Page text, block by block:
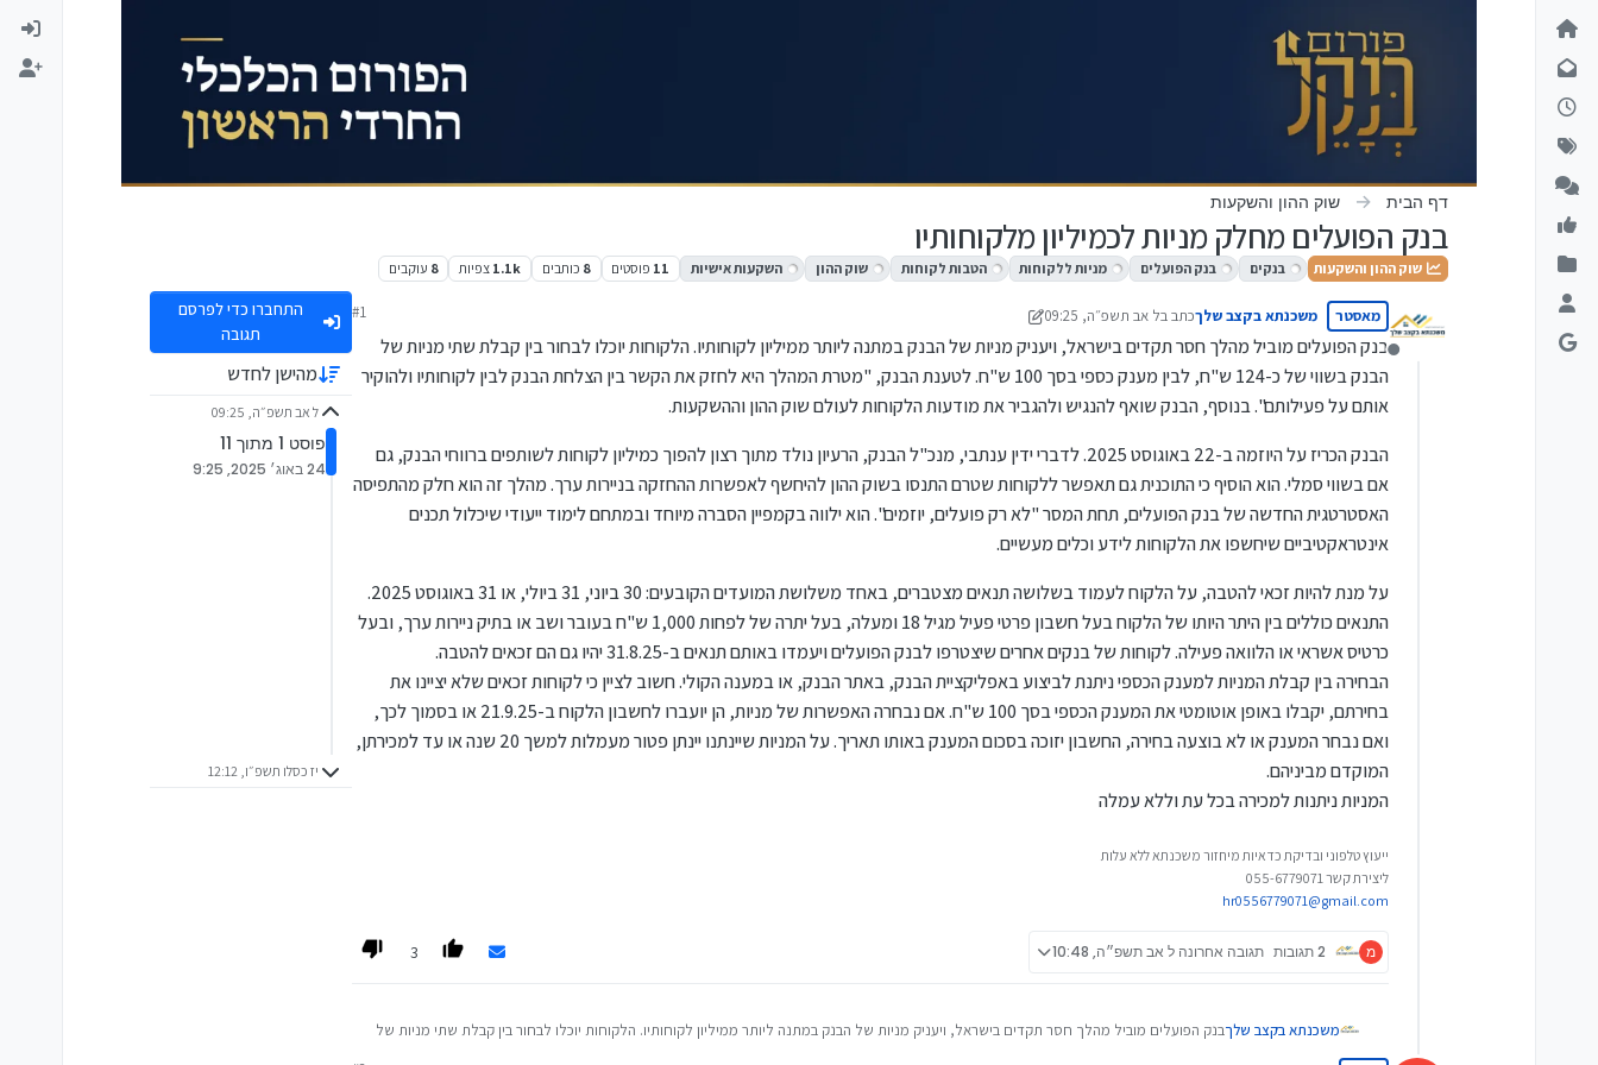
דילוג לתוכן
דף הבית שוק ההון והשקעות
בנק הפועלים מחלק מניות לכמיליון מלקוחותיו
שוק ההון והשקעות בנקים בנק הפועלים מניות ללקוחות הטבות לקוחות שוק ההון השקעות אישיות 11 פוסטים 8 כותבים 1.1k צפיות 8 עוקבים
מנותק
מאסטר משכנתא בקצב שלךכתב בל אב תשפ״ה, 09:25
נערך לאחרונה על ידי מונטיפיורי
#1
בנק הפועלים מוביל מהלך חסר תקדים בישראל, ויעניק מניות של הבנק במתנה ליותר ממיליון לקוחותיו. הלקוחות יוכלו לבחור בין קבלת שתי מניות של
הבנק בשווי של כ-124 ש"ח, לבין מענק כספי בסך 100 ש"ח. לטענת הבנק, "מטרת המהלך היא לחזק את הקשר בין הצלחת הבנק לבין לקוחותיו ולהוקיר
אותם על פעילותם". בנוסף, הבנק שואף להנגיש ולהגביר את מודעות הלקוחות לעולם שוק ההון וההשקעות.
הבנק הכריז על היוזמה ב-22 באוגוסט 2025. לדברי ידין ענתבי, מנכ"ל הבנק, הרעיון נולד מתוך רצון להפוך כמיליון לקוחות לשותפים ברווחי הבנק, גם
אם בשווי סמלי. הוא הוסיף כי התוכנית גם תאפשר ללקוחות שטרם התנסו בשוק ההון להיחשף לאפשרות ההחזקה בניירות ערך. מהלך זה הוא חלק מהתפיסה
האסטרטגית החדשה של בנק הפועלים, תחת המסר "לא רק פועלים, יוזמים". הוא ילווה בקמפיין הסברה מיוחד ובמתחם לימוד ייעודי שיכלול תכנים
אינטראקטיביים שיחשפו את הלקוחות לידע וכלים מעשיים.
על מנת להיות זכאי להטבה, על הלקוח לעמוד בשלושה תנאים מצטברים, באחד משלושת המועדים הקובעים: 30 ביוני, 31 ביולי, או 31 באוגוסט 2025.
התנאים כוללים בין היתר היותו של הלקוח בעל חשבון פרטי פעיל מגיל 18 ומעלה, בעל יתרה של לפחות 1,000 ש"ח בעובר ושב או בתיק ניירות ערך, ובעל
כרטיס אשראי או הלוואה פעילה. לקוחות של בנקים אחרים שיצטרפו לבנק הפועלים ויעמדו באותם תנאים ב-31.8.25 יהיו גם הם זכאים להטבה.
הבחירה בין קבלת המניות למענק הכספי ניתנת לביצוע באפליקציית הבנק, באתר הבנק, או במענה הקולי. חשוב לציין כי לקוחות זכאים שלא יציינו את
בחירתם, יקבלו באופן אוטומטי את המענק הכספי בסך 100 ש"ח. אם נבחרה האפשרות של מניות, הן יועברו לחשבון הלקוח ב-21.9.25 או בסמוך לכך,
ואם נבחר המענק או לא בוצעה בחירה, החשבון יזוכה בסכום המענק באותו תאריך. על המניות שיינתנו יינתן פטור מעמלות למשך 20 שנה או עד למכירתן,
המוקדם מביניהם.
המניות ניתנות למכירה בכל עת וללא עמלה
ייעוץ טלפוני ובדיקת כדאיות מיחזור משכנתא ללא עלות
ליצירת קשר 055-6779071
hr0556779071@gmail.com
מ 2 תגובות תגובה אחרונה ל אב תשפ״ה, 10:48 3
משכנתא בקצב שלךבנק הפועלים מוביל מהלך חסר תקדים בישראל, ויעניק מניות של הבנק במתנה ליותר ממיליון לקוחותיו. הלקוחות יוכלו לבחור בין קבלת שתי מניות של
התחברו כדי לפרסם
תגובה
מהישן לחדש
ל אב תשפ״ה, 09:25
פוסט 1 מתוך 11
24 באוג׳ 2025, 9:25
יז כסלו תשפ״ו, 12:12